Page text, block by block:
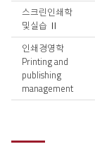
스크린인쇄학
및실습 Ⅱ
인쇄경영학
Printing and
publishing
management